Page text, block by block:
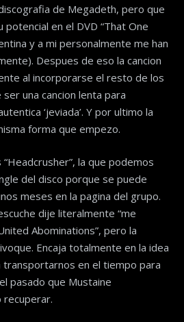
de Megadeth, pero que
en el DVD “That One
y a mi personalmente me han
Despues de eso la cancion
al incorporarse el resto de los
una cancion lenta para
‘jeviada’. Y por ultimo la
forma que empezo.
la que podemos
del disco porque se puede
meses en la pagina del grupo.
dije literalmente “me
Abominations”, pero la
Encaja totalmente en la idea
transportarnos en el tiempo para
pasado que Mustaine
recuperar.